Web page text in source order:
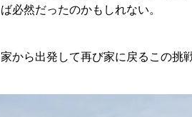
ば必然だったのかもしれない。
家から出発して再び家に戻るこの挑